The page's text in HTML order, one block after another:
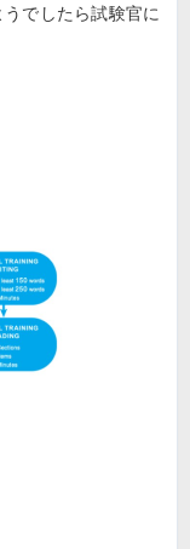
でしたら試験官に